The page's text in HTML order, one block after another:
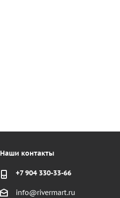
Наши контакты
+7 904 330-33-66
info@rivermart.ru